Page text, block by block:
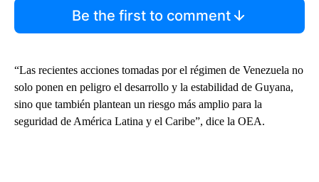
Be the first to comment
“Las recientes acciones tomadas por el régimen de Venezuela no
solo ponen en peligro el desarrollo y la estabilidad de Guyana,
sino que también plantean un riesgo más amplio para la
seguridad de América Latina y el Caribe”, dice la OEA.